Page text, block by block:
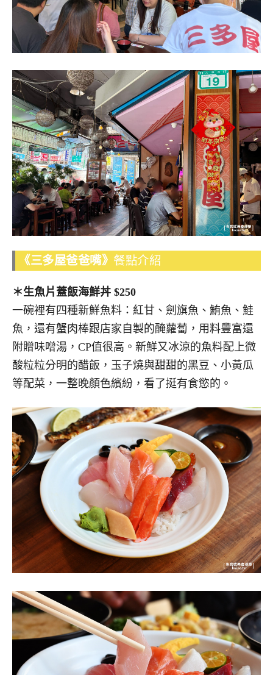
《三多屋爸爸嘴》 餐點介紹
＊生魚片蓋飯海鮮丼 $250
一碗裡有四種新鮮魚料：紅甘、劍旗魚、鮪魚、鮭
魚，還有蟹肉棒跟店家自製的醃蘿蔔，用料豐富還
附贈味噌湯，CP值很高。新鮮又冰涼的魚料配上微
酸粒粒分明的醋飯，玉子燒與甜甜的黑豆、小黃瓜
等配菜，一整晚顏色繽紛，看了挺有食慾的。